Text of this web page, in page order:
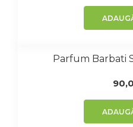
Parfum Barbati